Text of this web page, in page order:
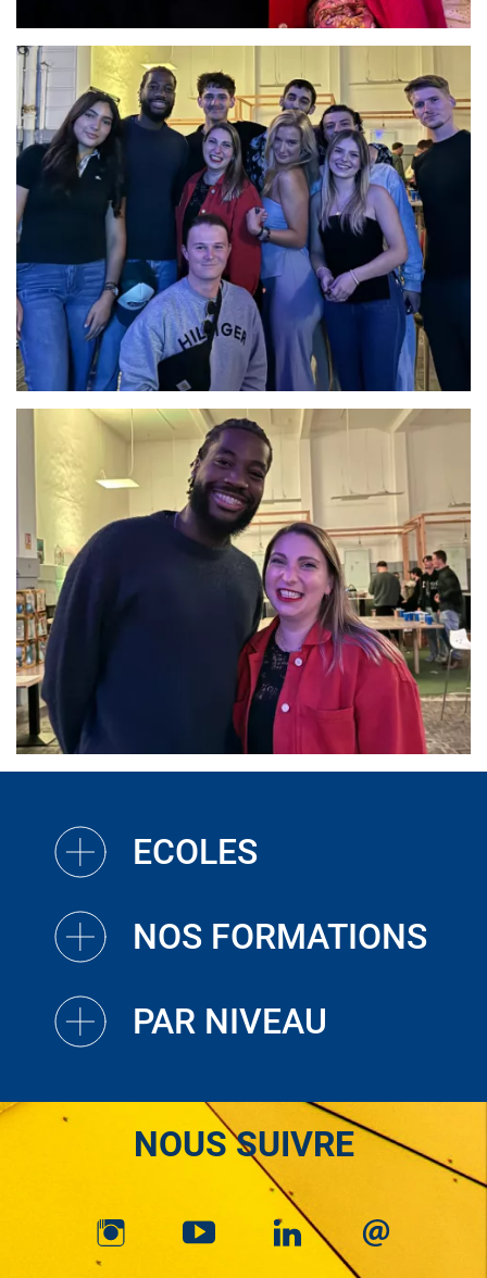
ECOLES
NOS FORMATIONS
PAR NIVEAU
NOUS SUIVRE